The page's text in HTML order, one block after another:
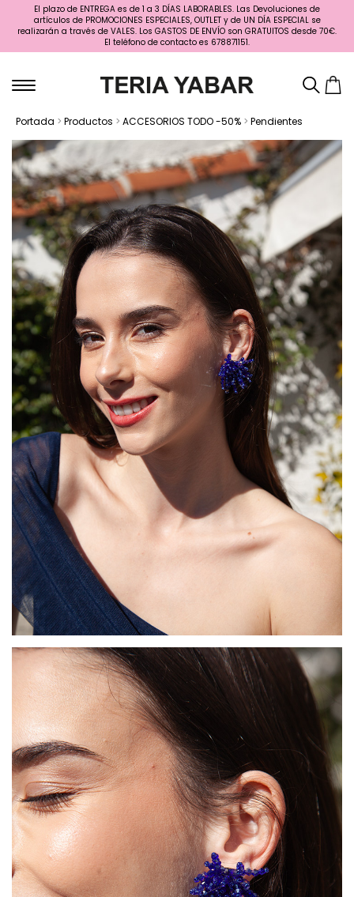
El plazo de ENTREGA es de 1 a 3 DÍAS LABORABLES. Las Devoluciones de
artículos de PROMOCIONES ESPECIALES, OUTLET y de UN DÍA ESPECIAL se
realizarán a través de VALES. Los GASTOS DE ENVÍO son GRATUITOS desde 70€.
El teléfono de contacto es 678871151.
Portada > Productos > ACCESORIOS TODO -50% > Pendientes